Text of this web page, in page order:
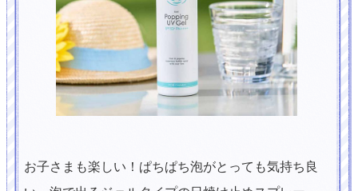
お子さまも楽しい！ぱちぱち泡がとっても気持ち良